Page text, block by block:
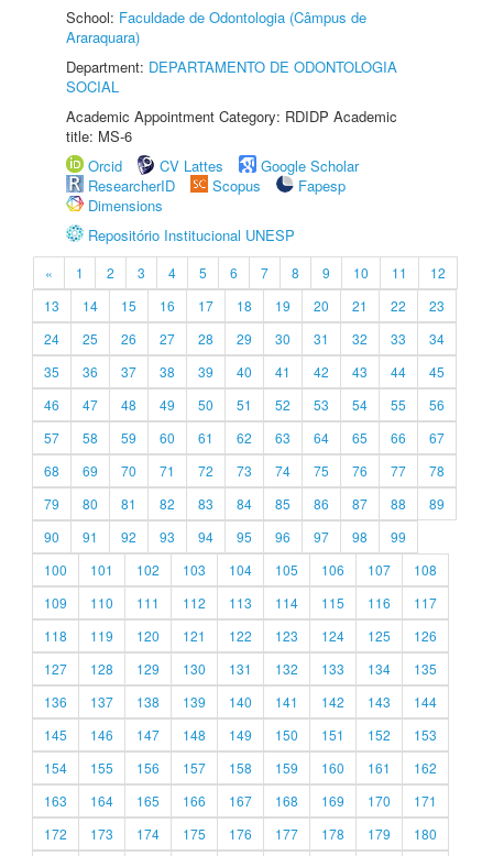
School: Faculdade de Odontologia (Câmpus de
Araraquara)
Department: DEPARTAMENTO DE ODONTOLOGIA
SOCIAL
Academic Appointment Category: RDIDP Academic
title: MS-6
Orcid
CV Lattes
Google Scholar
ResearcherID
Scopus
Fapesp
Dimensions
Repositório Institucional UNESP
« 1 2 3 4 5 6 7 8 9 10 11
12
13
14 15 16 17 18 19 20 21 22
23
24
25 26 27 28 29 30 31 32 33
34
35
36 37 38 39 40 41 42 43 44
45
46
47 48 49 50 51 52 53 54 55
56
57
58 59 60 61 62 63 64 65 66
67
68
69 70 71 72 73 74 75 76 77
78
79
80 81 82 83 84 85 86 87 88
89
90
91 92 93 94 95 96 97 98
99
100
101 102 103 104 105 106 107
108
109
110 111 112 113 114 115 116
117
118
119 120 121 122 123 124 125
126
127
128 129 130 131 132 133 134
135
136
137 138 139 140 141 142 143
144
145
146 147 148 149 150 151 152
153
154
155 156 157 158 159 160 161
162
163
164 165 166 167 168 169 170
171
172
173 174 175 176 177 178 179
180